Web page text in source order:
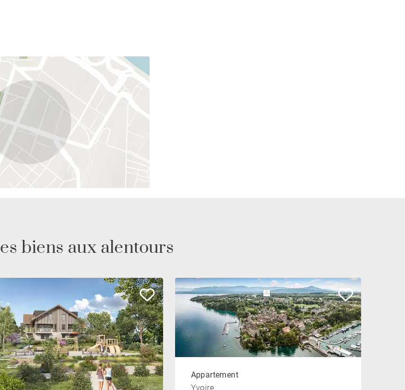
biens aux alentours
Appartement
Yvoire